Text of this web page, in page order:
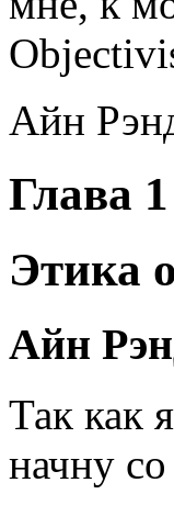
Айн
Глава 1
Этика
Айн
Так как
начну